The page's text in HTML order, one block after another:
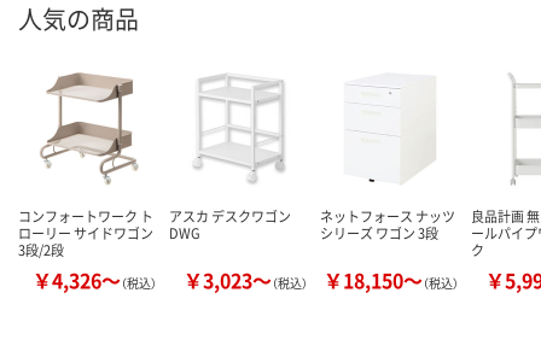
人気の商品
コンフォートワーク ト
ローリー サイドワゴン
3段/2段
￥4,326～（税込）
アスカ デスクワゴン
DWG
￥3,023～（税込）
ネットフォース ナッツ
シリーズ ワゴン 3段
￥18,150～（税込）
良品計画
ールパイ
ク
￥